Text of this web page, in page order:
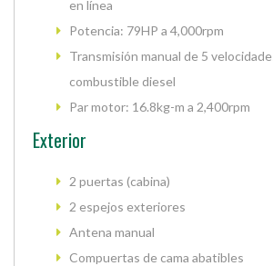
en línea
Potencia: 79HP a 4,000rpm
Transmisión manual de 5
combustible diesel
Par motor: 16.8kg-m a 2,400rpm
Exterior
2 puertas (cabina)
2 espejos exteriores
Antena manual
Compuertas de cama abatibles